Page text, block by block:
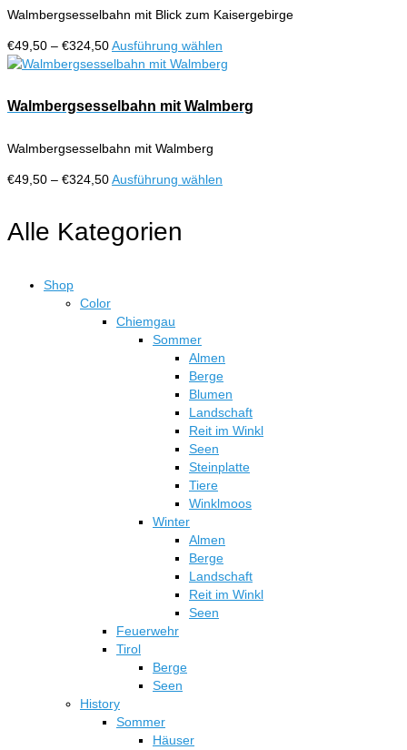
Die
können
auf
Produktseite
Walmbergsesselbahn mit Blick zum Kaisergebirge
€49,50 – €324,50Preisspanne:
€49,50
€324,50
Ausführung wählen
Produkt
mehrere
Varianten
können
Walmbergsesselbahn mit Walmberg
Walmbergsesselbahn mit Walmberg
€49,50 – €324,50Preisspanne:
€324,50
Ausführung wählen
der
Produktseite
gewählt
werden
Alle Kategorien
Shop
Color
Chiemgau
Sommer
Almen
Berge
Blumen
Landschaft
Reit im Winkl
Seen
Steinplatte
Tiere
Winklmoos
Winter
Almen
Berge
Landschaft
Reit im Winkl
Seen
Feuerwehr
Tirol
Berge
Seen
History
Sommer
Häuser